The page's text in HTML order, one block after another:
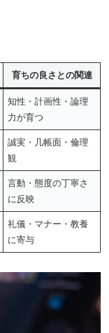
育ちの良さとの関連
知性・計画性・論理
力が育つ
誠実・几帳面・倫理
観
言動・態度の丁寧さ
に反映
礼儀・マナー・教養
に寄与